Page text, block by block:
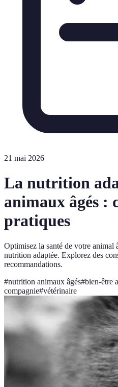
21 mai 2026
La nutrition
animaux âgés :
pratiques
Optimisez la santé de votre animal
nutrition adaptée. Explorez des
recommandations.
#nutrition animaux âgés#bien-être
compagnie#vétérinaire